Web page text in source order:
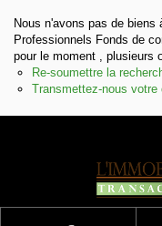
Nos avis
Contact
Nous n'avons pas de
Professionnels Fonds de
pour le moment , plusieurs
Re-soumettre la
Transmettez-nous votre